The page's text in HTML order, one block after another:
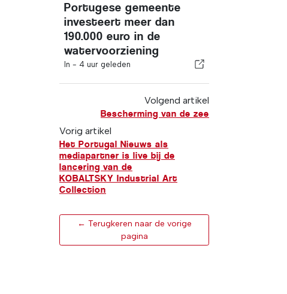
Portugese gemeente
investeert meer dan
190.000 euro in de
watervoorziening
In - 4 uur geleden
Volgend artikel
Bescherming van de zee
Vorig artikel
Het Portugal Nieuws als
mediapartner is live bij de
lancering van de
KOBALTSKY Industrial Art
Collection
← Terugkeren naar de vorige
pagina